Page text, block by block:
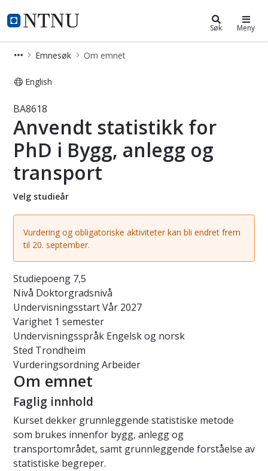
NTNU Hjemmeside
Studier Søk Meny
Emnesøk Om emnet
English
Emne - Anvendt statistikk for PhD i
BA8618
Anvendt statistikk for
PhD i Bygg, anlegg og
transport
Velg studieår
Vurdering og obligatoriske aktiviteter kan bli endret frem
til 20. september.
Studiepoeng 7,5
Nivå Doktorgradsnivå
UndervisningsstartVår 2027
Varighet 1 semester
Undervisningsspråk Engelsk og norsk
Sted Trondheim
VurderingsordningArbeider
Om emnet
Faglig innhold
Kurset dekker grunnleggende statistiske metode
som brukes innenfor bygg, anlegg og
transportområdet, samt grunnleggende forståelse av
statistiske begreper.